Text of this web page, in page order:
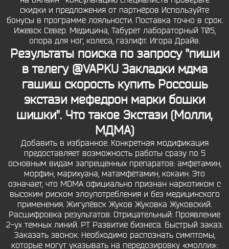
скидки и предложения от партнёров Используйте
бонусы в программе лояльности. Поставка точно в срок.
Ижевск Север. Медицина, Табурет лабораторный Т05,
опора для ног, колеса, газлифт. Игора Драйв.
Результаты поиска по запросу "пиши
в телегу @VAPKU Закладки мдма
гашиш скорость купить Россошь
экстази мефедрон марки бошки
шишки". Что такое Экстази (Молли,
МДМА)
Добавить в избранное. Конкретная модификация
предоставляет возможность работы сразу по 5
основным видам запрещенных препаратов: амфетамин,
морфин, марихуана, матамфетамин, кокаин. Это
означает, что MDMA официально признан наркотиком с
высоким риском злоупотребления и без медицинского
применения. Жигулёвск Жуков Жуковка Жуковский.
Расшифровка результатов: Отрицательный: Проявление
2-ух темных линий. РТ Развитие бизнеса. Быстрый заказ.
Заказать звонок. Необходимо распознать симптомы,
которые могут указывать на передозировку «молли»: